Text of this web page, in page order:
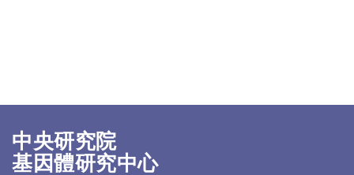
中央研究院
基因體研究中心